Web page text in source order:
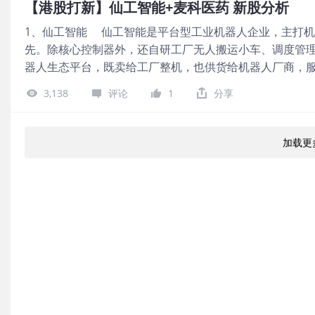
万美元，占总发行数的26.97%，基石占比一般。 公司
2025年营收同比增长27.55%；2023~2025年的净利润分
长-5.84%。 按发行价计算，105.07亿港元市值发行9亿
6.57亿。 估值方面，中科闻歌市销率在23倍左右，对
中科闻歌估值肯定是远远偏低的，不过对比明略科技、海
【港股打新】仙工智能+麦科医药 新股分析
1、仙工智能 仙工智能是平台型工业机器人企业，主打
先。除核心控制器外，还自研工厂无人搬运小车、调度
器人生态平台，既卖给工厂整机，也供货给机器人厂商
招股，招股价101.6港元，每手股数50股，最低认购
属于工业零件及器材行业，有绿鞋。 保荐人是中金公司
资本、Yishao Capital、Nova Kerry Inc.；基石合计共认
3,138 评论 1 分享
加载更